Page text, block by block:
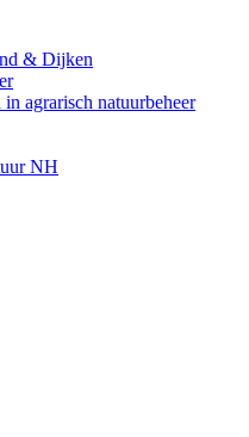
& Dijken
agrarisch natuurbeheer
NH